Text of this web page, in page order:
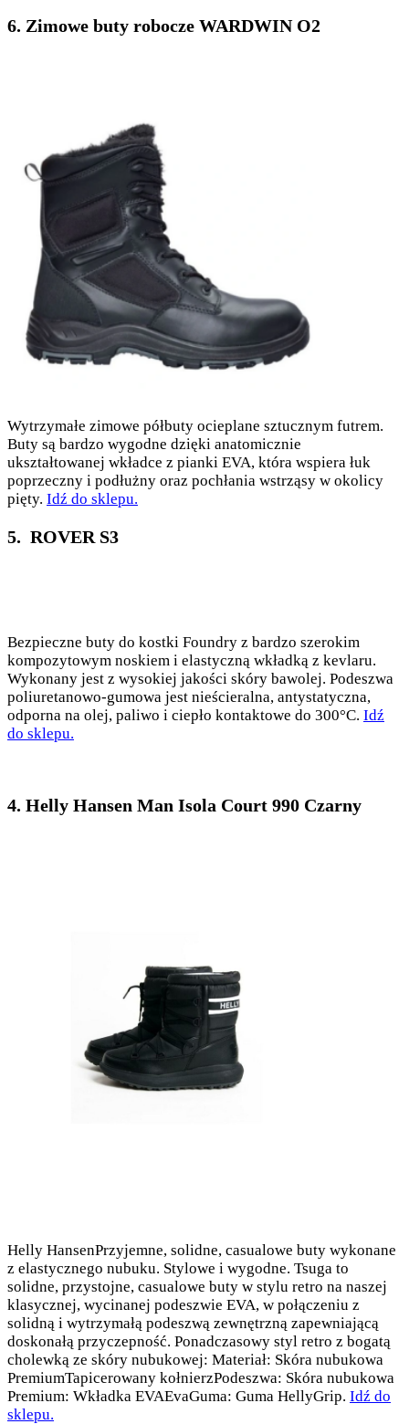
6. Zimowe buty robocze WARDWIN O2
Wytrzymałe zimowe półbuty ocieplane sztucznym futrem.
Buty są bardzo wygodne dzięki anatomicznie
ukształtowanej wkładce z pianki EVA, która wspiera łuk
poprzeczny i podłużny oraz pochłania wstrząsy w okolicy
pięty. Idź do sklepu.
5. ROVER S3
Bezpieczne buty do kostki Foundry z bardzo szerokim
kompozytowym noskiem i elastyczną wkładką z kevlaru.
Wykonany jest z wysokiej jakości skóry bawolej. Podeszwa
poliuretanowo-gumowa jest nieścieralna, antystatyczna,
odporna na olej, paliwo i ciepło kontaktowe do 300°C. Idź
do sklepu.
4. Helly Hansen Man Isola Court 990 Czarny
Helly HansenPrzyjemne, solidne, casualowe buty wykonane
z elastycznego nubuku. Stylowe i wygodne. Tsuga to
solidne, przystojne, casualowe buty w stylu retro na naszej
klasycznej, wycinanej podeszwie EVA, w połączeniu z
solidną i wytrzymałą podeszwą zewnętrzną zapewniającą
doskonałą przyczepność. Ponadczasowy styl retro z bogatą
cholewką ze skóry nubukowej: Materiał: Skóra nubukowa
PremiumTapicerowany kołnierzPodeszwa: Skóra nubukowa
Premium: Wkładka EVAEvaGuma: Guma HellyGrip. Idź do
sklepu.